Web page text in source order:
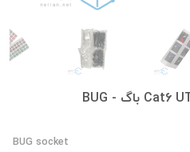
BUG socket